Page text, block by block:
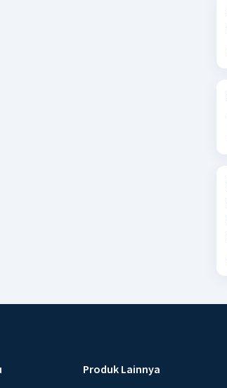
Produk Lainnya